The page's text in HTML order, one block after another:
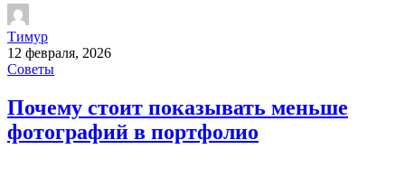
Тимур
12 февраля, 2026
Советы
Почему стоит показывать меньше
фотографий в портфолио